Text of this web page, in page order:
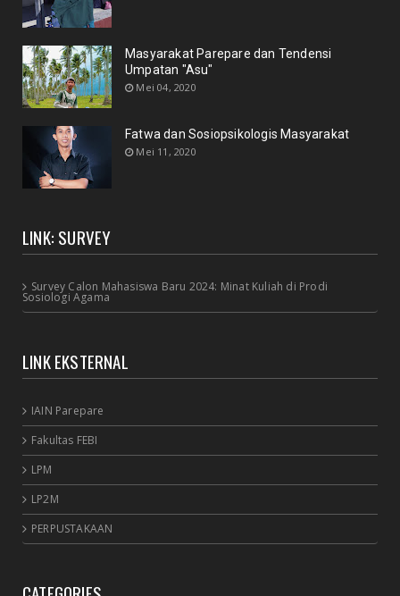
Masyarakat Parepare dan Tendensi
Umpatan "Asu"
Mei 04, 2020
Fatwa dan Sosiopsikologis Masyarakat
Mei 11, 2020
LINK: SURVEY
Survey Calon Mahasiswa Baru 2024: Minat Kuliah di Prodi
Sosiologi Agama
LINK EKSTERNAL
IAIN Parepare
Fakultas FEBI
LPM
LP2M
PERPUSTAKAAN